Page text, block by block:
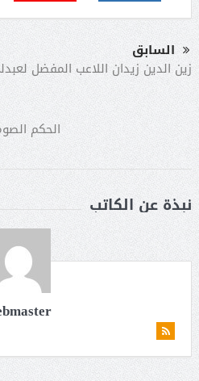
السابق
زين الدين زيدان اللاعب المفضل
الحكم
نبذة عن الكاتب